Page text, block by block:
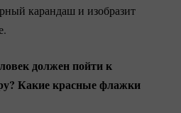
карандаш и изобразит
должен пойти к
Какие красные флажки